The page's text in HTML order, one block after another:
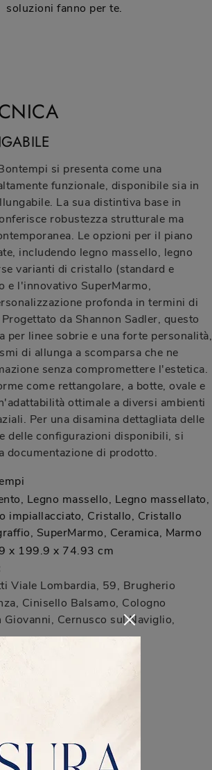
soluzioni fanno per te.
si presenta come una
funzionale, disponibile sia in
La sua distintiva base in
robustezza strutturale ma
Le opzioni per il piano
includendo legno massello, legno
varianti di cristallo (standard e
e l'innovativo SuperMarmo,
profonda in termini di
da Shannon Sadler, questo
per linee sobrie e una forte personalità,
di allunga a scomparsa che ne
senza compromettere l'estetica.
come rettangolare, a botte, ovale e
ottimale a diversi ambienti
Per una disamina dettagliata delle
delle configurazioni disponibili, si
documentazione di prodotto.
Legno massello, Legno massellato,
impiallacciato, Cristallo, Cristallo
SuperMarmo, Ceramica, Marmo
x 199.9 x 74.93 cm
Viale Lombardia, 59, Brugherio
Cinisello Balsamo, Cologno
Giovanni, Cernusco sul Naviglio,